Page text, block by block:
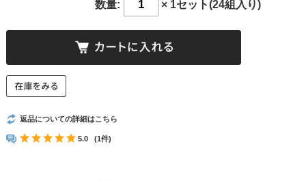
数量: × 1セット(24組入り)
返品についての詳細はこちら
5.0 (1件)